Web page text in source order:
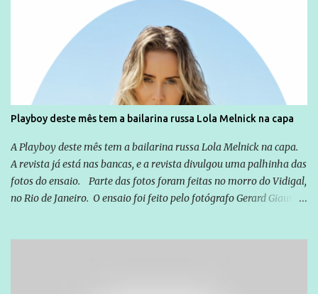
empreendedor da comunicação, que além de informação
cotidiana, corriqueira e cada vez mais preocupantes, do tipo que
você já esta acostumado a ver neste espaço, vou trabalhar a ideia
que possibilite distribuir não só informações, mas que gere de
forma consistente a riqueza do conhecimento... Exemplo: o
cidadão brasileiro não precisa só ser informado sobre operações
da Lava Jato, Reformas que podem retirar ou não direitos, ou
quem vai ser preso ou não; é preciso levar até as pessoas, do mais
simples ao mais burguês, o que diz a nossa Constituição, quais são
seus direitos e deveres em ...
Playboy deste mês tem a bailarina russa Lola Melnick na capa
A Playboy deste mês tem a bailarina russa Lola Melnick na capa.
A revista já está nas bancas, e a revista divulgou uma palhinha das
fotos do ensaio. Parte das fotos foram feitas no morro do Vidigal,
no Rio de Janeiro. O ensaio foi feito pelo fotógrafo Gerard Giaume